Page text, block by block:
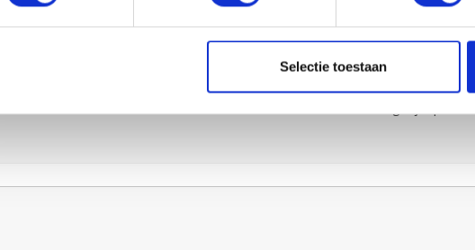
Selectie toestaan
WTW filters. Gratis verzenden vanaf € 50 euro en 5 % korting bij 2